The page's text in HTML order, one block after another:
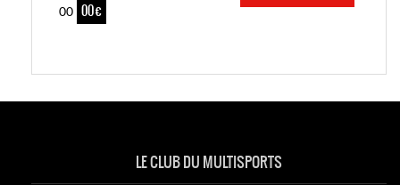
00 00 €
LE CLUB DU MULTISPORTS